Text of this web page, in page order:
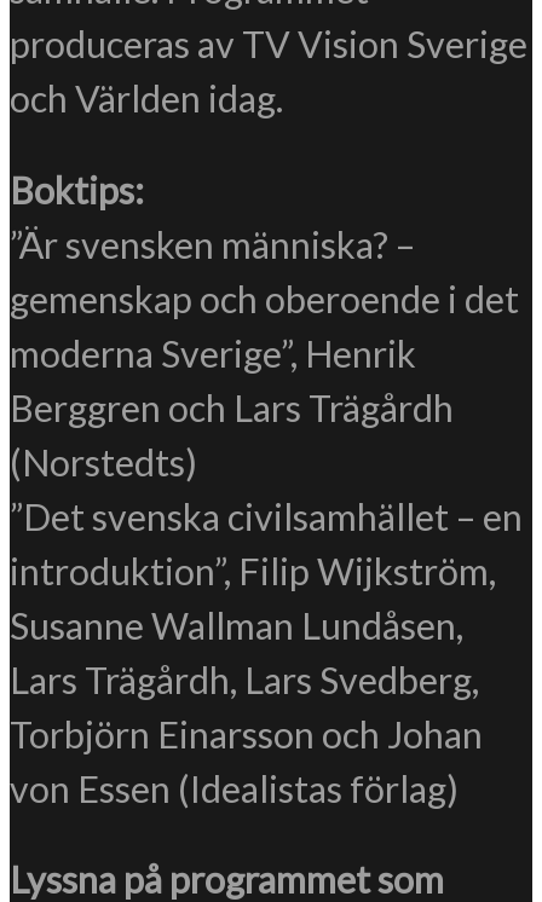
produceras av TV Vision Sverige
och Världen idag.
Boktips:
”Är svensken människa? –
gemenskap och oberoende i det
moderna Sverige”, Henrik
Berggren och Lars Trägårdh
(Norstedts)
”Det svenska civilsamhället – en
introduktion”, Filip Wijkström,
Susanne Wallman Lundåsen,
Lars Trägårdh, Lars Svedberg,
Torbjörn Einarsson och Johan
von Essen (Idealistas förlag)
Lyssna på programmet som